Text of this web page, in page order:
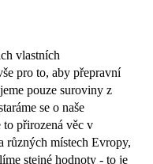
vlastních
pro to, aby přepravní
pouze suroviny z
se o naše
to přirozená věc v
různých místech Evropy,
stejné hodnoty - to je